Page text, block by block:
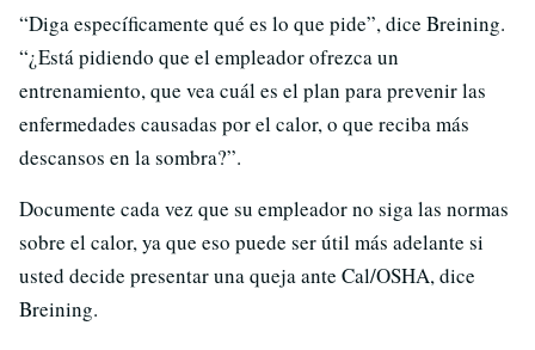
“Diga específicamente qué es lo que pide”, dice Breining.
“¿Está pidiendo que el empleador ofrezca un
entrenamiento, que vea cuál es el plan para prevenir las
enfermedades causadas por el calor, o que reciba más
descansos en la sombra?”.
Documente cada vez que su empleador no siga las normas
sobre el calor, ya que eso puede ser útil más adelante si
usted decide presentar una queja ante Cal/OSHA, dice
Breining.